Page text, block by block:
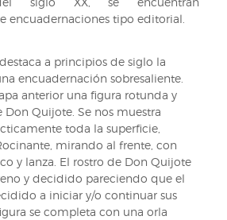
encuadernaciones tipo editorial.
a principios de siglo la
encuadernación sobresaliente.
anterior una figura rotunda y
Don Quijote. Se nos muestra
toda la superficie,
mirando al frente, con
y lanza. El rostro de Don Quijote
y decidido pareciendo que el
a iniciar y/o continuar sus
se completa con una orla